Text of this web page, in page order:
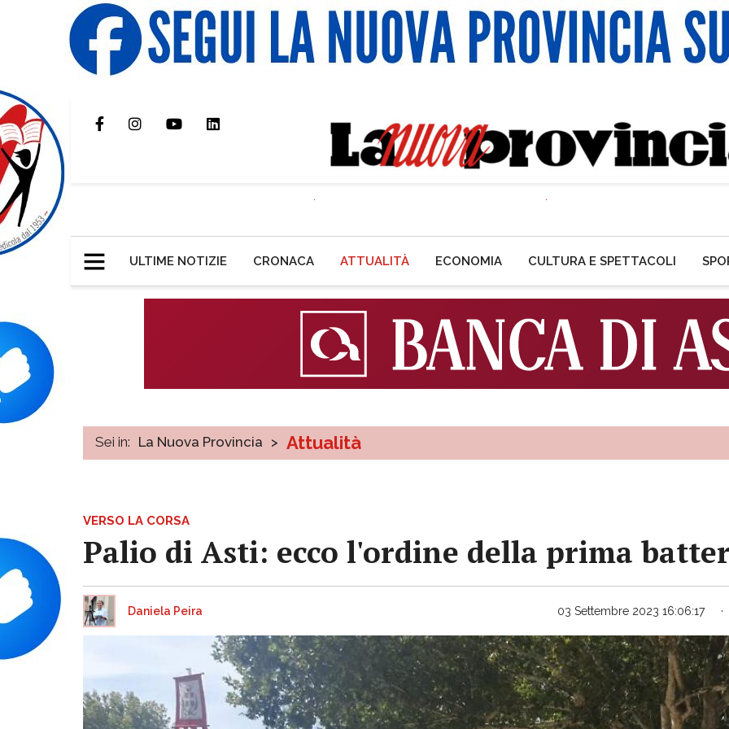
ULTIME NOTIZIE CRONACA ATTUALITÀ ECONOMIA CULTURA E SPETTACOLI
Sei in: La Nuova Provincia > Attualità
VERSO LA CORSA
Palio di Asti: ecco l'ordine della prima
Daniela Peira 03 Settembre 2023 16:06:17